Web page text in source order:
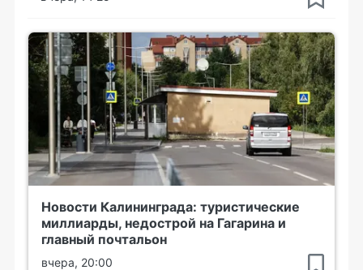
Новости Калининграда: туристические
миллиарды, недострой на Гагарина и
главный почтальон
вчера, 20:00